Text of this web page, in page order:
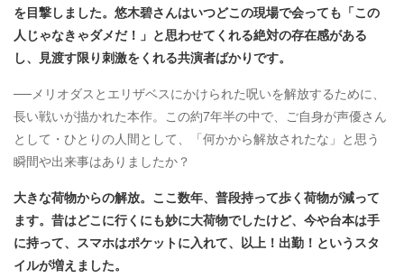
を目撃しました。悠木碧さんはいつどこの現場で会っても「この
人じゃなきゃダメだ！」と思わせてくれる絶対の存在感がある
し、見渡す限り刺激をくれる共演者ばかりです。​
──メリオダスとエリザベスにかけられた呪いを解放するために、
長い戦いが描かれた本作。この約7年半の中で、ご自身が声優さん
として・ひとりの人間として、「何かから解放されたな」と思う
瞬間や出来事はありましたか？
大きな荷物からの解放。ここ数年、普段持って歩く荷物が減って
ます。昔はどこに行くにも妙に大荷物でしたけど、今や台本は手
に持って、スマホはポケットに入れて、以上！出勤！というスタ
イルが増えました。​